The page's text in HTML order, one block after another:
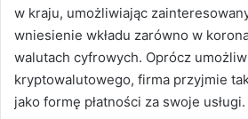
w kraju, umożliwiając
wniesienie wkładu zarówno w
walutach cyfrowych. Oprócz
kryptowalutowego, firma przyjmie
jako formę płatności za swoje usługi.